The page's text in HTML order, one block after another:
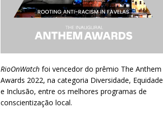
RioOnWatchfoi vencedor do prêmio The Anthem
Awards 2022, na categoria Diversidade, Equidade
e Inclusão, entre os melhores programas de
conscientização local.